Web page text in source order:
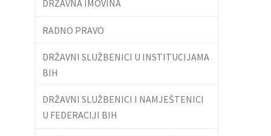
DRŽAVNA IMOVINA
RADNO PRAVO
DRŽAVNI SLUŽBENICI U INSTITUCIJAMA
BIH
DRŽAVNI SLUŽBENICI I NAMJEŠTENICI
U FEDERACIJI BIH